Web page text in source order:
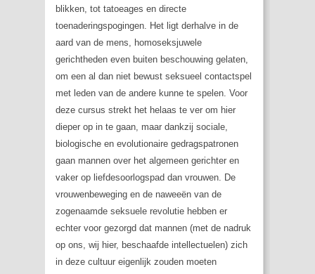
blikken, tot tatoeages en directe
toenaderingspogingen. Het ligt derhalve in de
aard van de mens, homoseksjuwele
gerichtheden even buiten beschouwing gelaten,
om een al dan niet bewust seksueel contactspel
met leden van de andere kunne te spelen. Voor
deze cursus strekt het helaas te ver om hier
dieper op in te gaan, maar dankzij sociale,
biologische en evolutionaire gedragspatronen
gaan mannen over het algemeen gerichter en
vaker op liefdesoorlogspad dan vrouwen. De
vrouwenbeweging en de naweeën van de
zogenaamde seksuele revolutie hebben er
echter voor gezorgd dat mannen (met de nadruk
op ons, wij hier, beschaafde intellectuelen) zich
in deze cultuur eigenlijk zouden moeten